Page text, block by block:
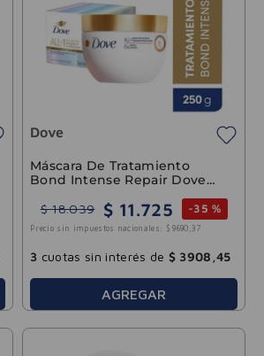
Dove
Máscara De Tratamiento
Bond Intense Repair Dove
$ 18.039 $ 11.725 -35 %
Precio sin impuestos nacionales: $ 9690 ,37
3 cuotas sin interés de $ 3908 ,45
AGREGAR